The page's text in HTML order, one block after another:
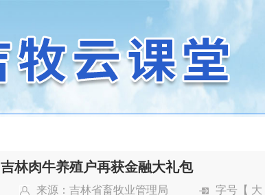
吉林肉牛养殖户再获金融大礼包
来源： 吉林省畜牧业管理局 字号【 大